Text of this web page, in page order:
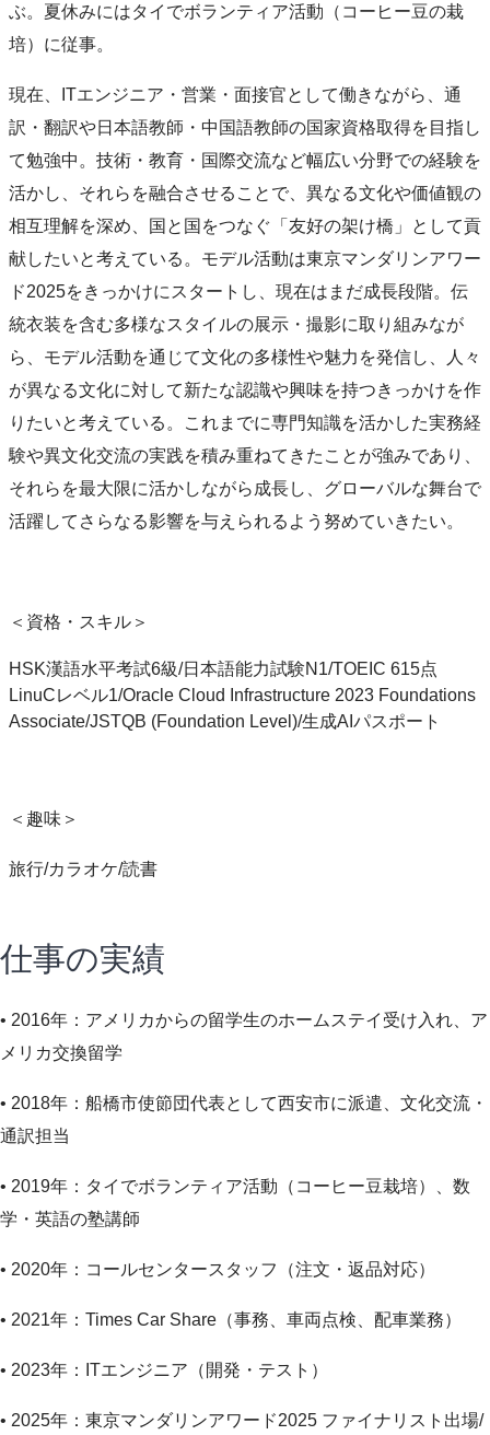
ぶ。夏休みにはタイでボランティア活動（コーヒー豆の栽
培）に従事。
現在、ITエンジニア・営業・面接官として働きながら、通
訳・翻訳や日本語教師・中国語教師の国家資格取得を目指し
て勉強中。技術・教育・国際交流など幅広い分野での経験を
活かし、それらを融合させることで、異なる文化や価値観の
相互理解を深め、国と国をつなぐ「友好の架け橋」として貢
献したいと考えている。モデル活動は東京マンダリンアワー
ド2025をきっかけにスタートし、現在はまだ成長段階。伝
統衣装を含む多様なスタイルの展示・撮影に取り組みなが
ら、モデル活動を通じて文化の多様性や魅力を発信し、人々
が異なる文化に対して新たな認識や興味を持つきっかけを作
りたいと考えている。これまでに専門知識を活かした実務経
験や異文化交流の実践を積み重ねてきたことが強みであり、
それらを最大限に活かしながら成長し、グローバルな舞台で
活躍してさらなる影響を与えられるよう努めていきたい。
＜資格・スキル＞
HSK漢語水平考試6級/日本語能力試験N1/TOEIC 615点
LinuCレベル1/Oracle Cloud Infrastructure 2023 Foundations
Associate/JSTQB (Foundation Level)/生成AIパスポート
＜趣味＞
旅行/カラオケ/読書
仕事の実績
• 2016年：アメリカからの留学生のホームステイ受け入れ、ア
メリカ交換留学
• 2018年：船橋市使節団代表として西安市に派遣、文化交流・
通訳担当
• 2019年：タイでボランティア活動（コーヒー豆栽培）、数
学・英語の塾講師
• 2020年：コールセンタースタッフ（注文・返品対応）
• 2021年：Times Car Share（事務、車両点検、配車業務）
• 2023年：ITエンジニア（開発・テスト）
• 2025年：東京マンダリンアワード2025 ファイナリスト出場/